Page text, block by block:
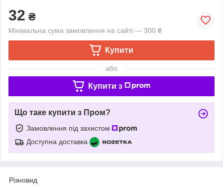
32 ₴
Мінімальна сума замовлення на сайті — 300 ₴
Купити
або
Купити з
Що таке купити з Пром?
Замовлення під захистом
Доступна доставка
Різновид